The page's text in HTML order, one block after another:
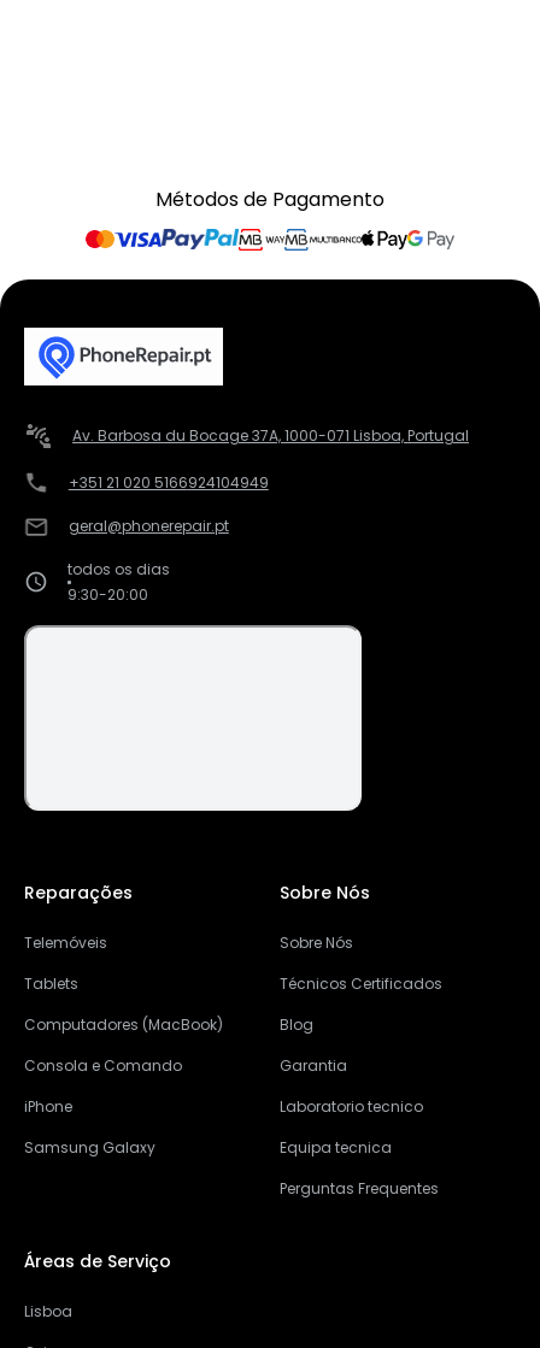
Métodos de Pagamento
Av. Barbosa du Bocage 37A, 1000-071 Lisboa, Portugal
+351 21 020 5166924104949
geral@phonerepair.pt
todos os dias
9:30-20:00
Reparações
Telemóveis
Tablets
Computadores (MacBook)
Consola e Comando
iPhone
Samsung Galaxy
Sobre Nós
Sobre Nós
Técnicos Certificados
Blog
Garantia
Laboratorio tecnico
Equipa tecnica
Perguntas Frequentes
Áreas de Serviço
Lisboa